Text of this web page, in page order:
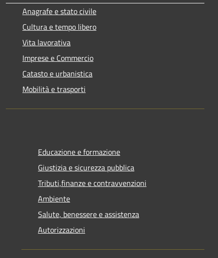
Anagrafe e stato civile
Cultura e tempo libero
Vita lavorativa
Imprese e Commercio
Catasto e urbanistica
Mobilità e trasporti
Educazione e formazione
Giustizia e sicurezza pubblica
Tributi,finanze e contravvenzioni
Ambiente
Salute, benessere e assistenza
Autorizzazioni